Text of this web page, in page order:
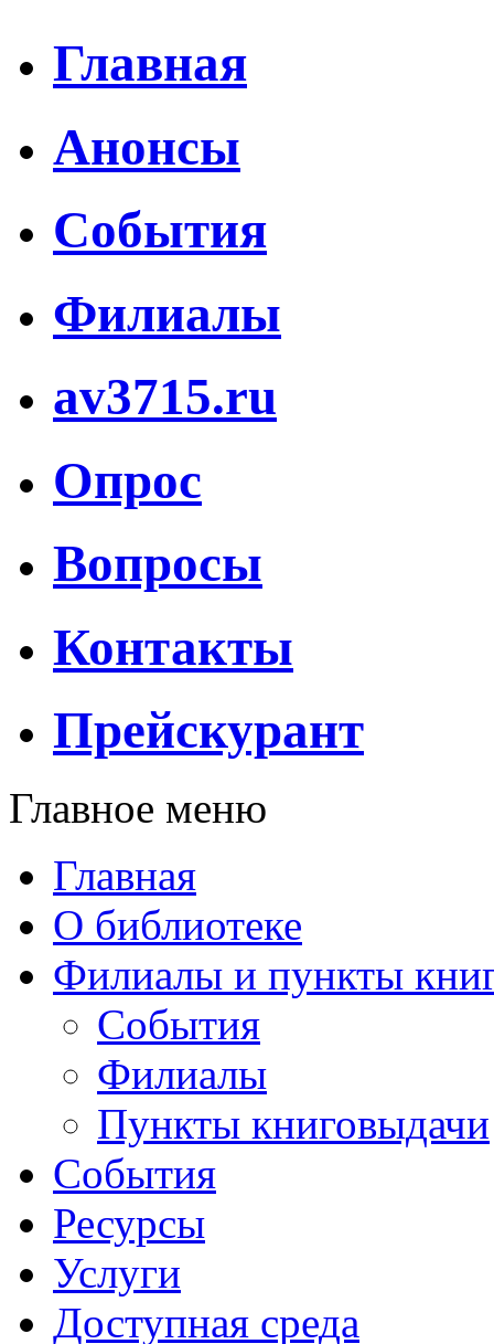
Главная
Анонсы
События
Филиалы
av3715.ru
Опрос
Вопросы
Контакты
Прейскурант
Главное меню
Главная
О библиотеке
Филиалы и пункты
События
Филиалы
Пункты книговыдачи
События
Ресурсы
Услуги
Доступная среда